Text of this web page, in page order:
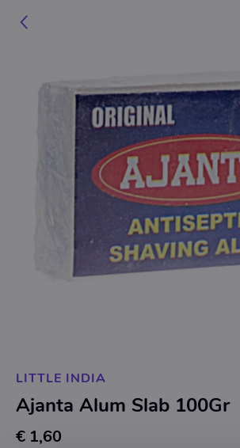
LITTLE INDIA
Ajanta Alum Slab 100Gr
€ 1,60